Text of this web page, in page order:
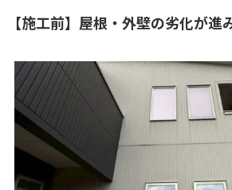
【施工前】屋根・外壁の劣化が進